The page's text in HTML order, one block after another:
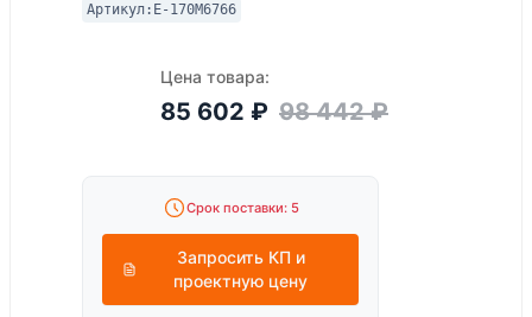
Артикул: E-170M6766
Цена товара:
85 602 ₽ 98 442₽
Срок поставки: 5
Запросить КП и
проектную цену